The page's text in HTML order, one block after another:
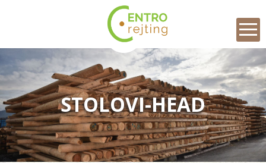
STOLOVI-HEAD